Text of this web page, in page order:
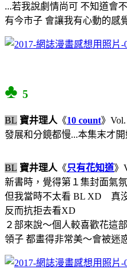
...若我說劇情尚可 不知道會
有今市子 會讓我有心動的感
♣ 5
BL 寶井理人 《10 count》
發展和分鏡都慢...本集末才開
BL 寶井理人 《只有花知道》
新書時，覺得第１集封面氣
但我當時不太看 BL XD 真
反而抗拒去看XD
２部來說～個人較喜歡花這
領子 都畫得非常美～會被迷